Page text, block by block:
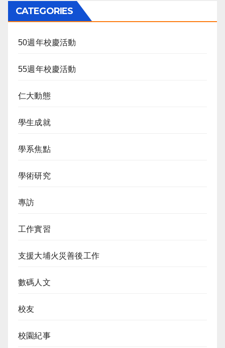
CATEGORIES
50週年校慶活動
55週年校慶活動
仁大動態
學生成就
學系焦點
學術研究
專訪
工作實習
支援大埔火災善後工作
數碼人文
校友
校園紀事